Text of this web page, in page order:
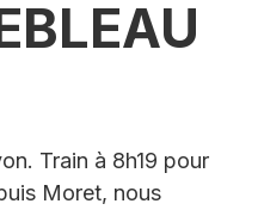
Train à 8h19 pour
Moret, nous